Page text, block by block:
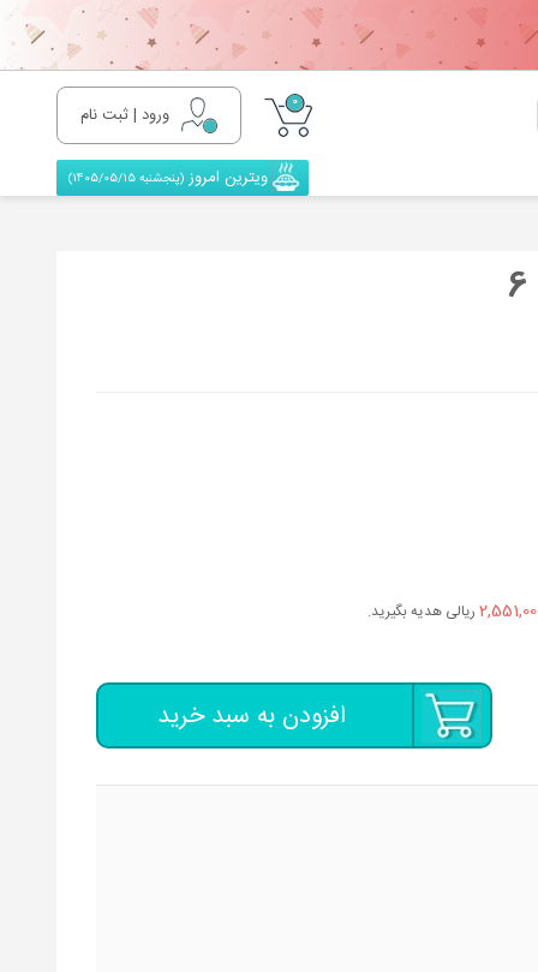
0
ورود | ثبت نام
ویترین امروز(پنجشنبه 1405/05/15)
ریالی هدیه بگیرید.
افزودن به سبد خرید